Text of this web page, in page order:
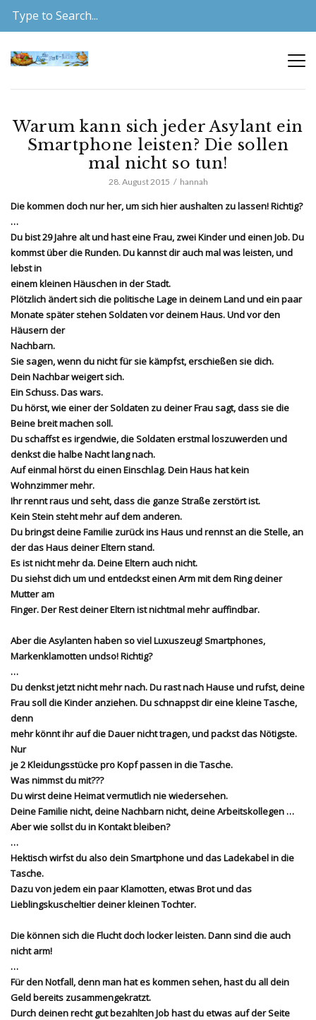
Warum kann sich jeder Asylant ein
Smartphone leisten? Die sollen
mal nicht so tun!
28. August 2015 hannah
Die kommen doch nur her, um sich hier aushalten zu lassen! Richtig?
…
Du bist 29 Jahre alt und hast eine Frau, zwei Kinder und einen Job. Du
kommst über die Runden. Du kannst dir auch mal was leisten, und
lebst in
einem kleinen Häuschen in der Stadt.
Plötzlich ändert sich die politische Lage in deinem Land und ein paar
Monate später stehen Soldaten vor deinem Haus. Und vor den
Häusern der
Nachbarn.
Sie sagen, wenn du nicht für sie kämpfst, erschießen sie dich.
Dein Nachbar weigert sich.
Ein Schuss. Das wars.
Du hörst, wie einer der Soldaten zu deiner Frau sagt, dass sie die
Beine breit machen soll.
Du schaffst es irgendwie, die Soldaten erstmal loszuwerden und
denkst die halbe Nacht lang nach.
Auf einmal hörst du einen Einschlag. Dein Haus hat kein
Wohnzimmer mehr.
Ihr rennt raus und seht, dass die ganze Straße zerstört ist.
Kein Stein steht mehr auf dem anderen.
Du bringst deine Familie zurück ins Haus und rennst an die Stelle, an
der das Haus deiner Eltern stand.
Es ist nicht mehr da. Deine Eltern auch nicht.
Du siehst dich um und entdeckst einen Arm mit dem Ring deiner
Mutter am
Finger. Der Rest deiner Eltern ist nichtmal mehr auffindbar.
Aber die Asylanten haben so viel Luxuszeug! Smartphones,
Markenklamotten undso! Richtig?
…
Du denkst jetzt nicht mehr nach. Du rast nach Hause und rufst, deine
Frau soll die Kinder anziehen. Du schnappst dir eine kleine Tasche,
denn
mehr könnt ihr auf die Dauer nicht tragen, und packst das Nötigste.
Nur
je 2 Kleidungsstücke pro Kopf passen in die Tasche.
Was nimmst du mit???
Du wirst deine Heimat vermutlich nie wiedersehen.
Deine Familie nicht, deine Nachbarn nicht, deine Arbeitskollegen …
Aber wie sollst du in Kontakt bleiben?
…
Hektisch wirfst du also dein Smartphone und das Ladekabel in die
Tasche.
Dazu von jedem ein paar Klamotten, etwas Brot und das
Lieblingskuscheltier deiner kleinen Tochter.
Die können sich die Flucht doch locker leisten. Dann sind die auch
nicht arm!
…
Für den Notfall, denn man hat es kommen sehen, hast du all dein
Geld bereits zusammengekratzt.
Durch deinen recht gut bezahlten Job hast du etwas auf der Seite